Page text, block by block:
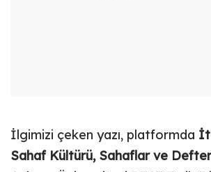
İlgimizi çeken yazı, platformda
Sahaf Kültürü, Sahaflar ve